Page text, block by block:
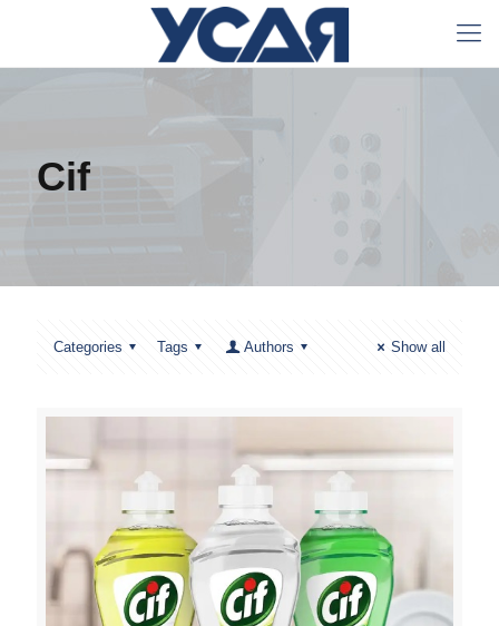
Cif
Categories Tags Authors Show all